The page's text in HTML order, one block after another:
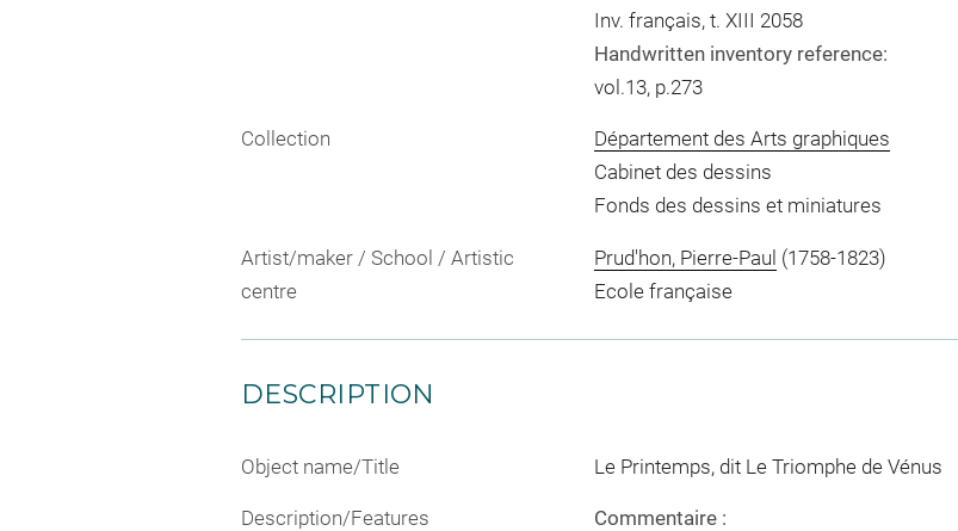
Inv. français, t. XIII 2058
Handwritten inventory reference:
vol.13, p.273
Collection
Département des Arts graphiques
Cabinet des dessins
Fonds des dessins et miniatures
Artist/maker / School / Artistic
centre
Prud'hon, Pierre-Paul (1758-1823)
Ecole française
DESCRIPTION
Object name/Title Le Printemps, dit Le Triomphe de Vénus
Description/Features
Commentaire :